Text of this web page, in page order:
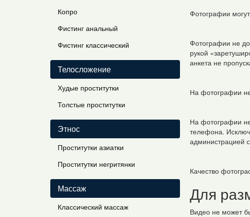
Копро
Фистинг анальный
Фистинг классический
Телосложение
Худые проститутки
Толстые проститутки
Этнос
Проститутки азиатки
Проститутки негритянки
Массаж
Классический массаж
Фотографии
Фотографии не
рукой
анкета не
На фотографии
На фотографии
телефона.
администрацией
Качество
Для
Видео не может